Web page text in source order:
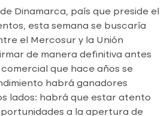
Dinamarca, país que preside el
esta semana se buscaría
el Mercosur y la Unión
de manera definitiva antes
que hace años se
habrá ganadores
lados: habrá que estar atento
a la apertura de